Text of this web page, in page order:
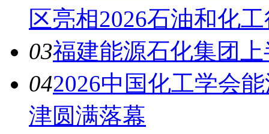
区亮相2026石油和化
03福建能源石化集团
042026中国化工学会
津圆满落幕